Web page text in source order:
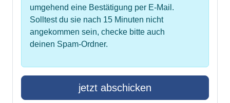
umgehend eine Bestätigung per E-Mail.
Solltest du sie nach 15 Minuten nicht
angekommen sein, checke bitte auch
deinen Spam-Ordner.
jetzt abschicken